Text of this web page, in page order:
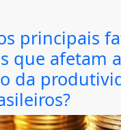
principais
que afetam
da